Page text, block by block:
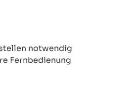
notwendig
Fernbedienung